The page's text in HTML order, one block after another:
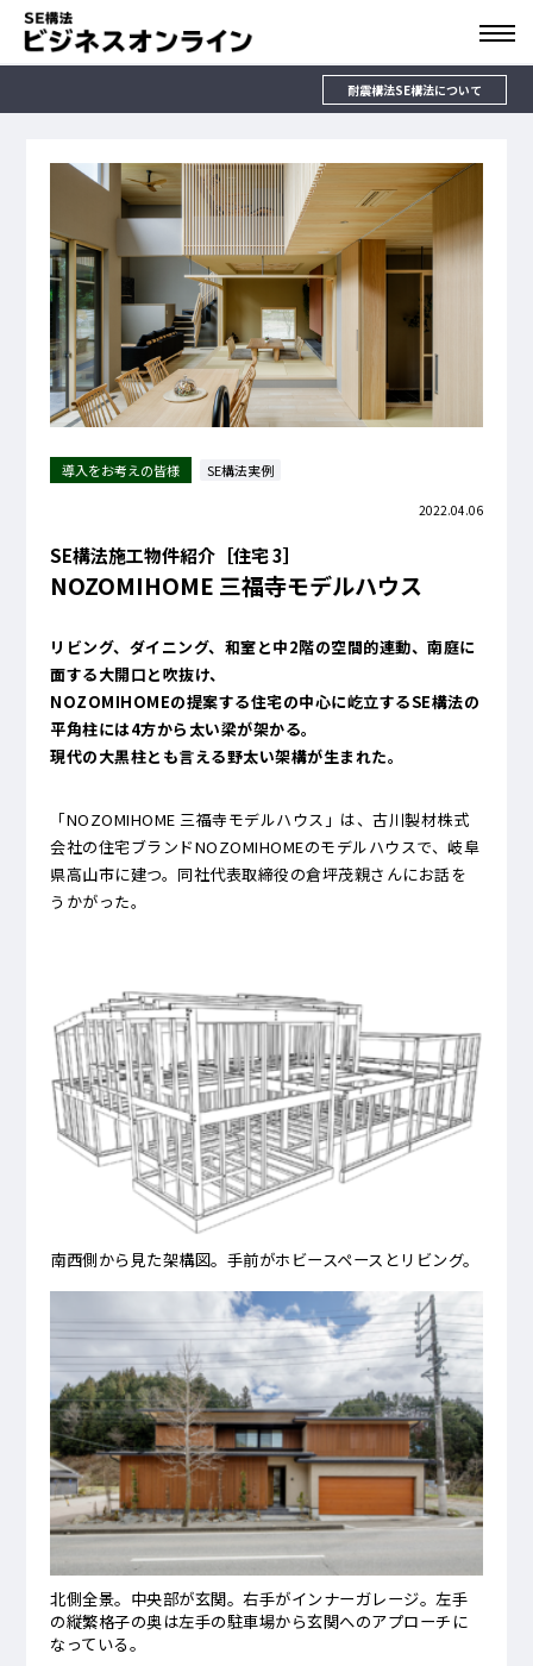
耐震構法SE構法について
導入をお考えの皆様 SE構法実例
2022.04.06
SE構法施工物件紹介［住宅 3］
NOZOMIHOME 三福寺モデルハウス
リビング、ダイニング、和室と中2階の空間的連動、南庭に
面する大開口と吹抜け、
NOZOMIHOMEの提案する住宅の中心に屹立するSE構法の
平角柱には4方から太い梁が架かる。
現代の大黒柱とも言える野太い架構が生まれた。
「NOZOMIHOME 三福寺モデルハウス」は、古川製材株式
会社の住宅ブランドNOZOMIHOMEのモデルハウスで、岐阜
県高山市に建つ。同社代表取締役の倉坪茂親さんにお話を
うかがった。
南西側から見た架構図。手前がホビースペースとリビング。
北側全景。中央部が玄関。右手がインナーガレージ。左手
の縦繁格子の奥は左手の駐車場から玄関へのアプローチに
なっている。